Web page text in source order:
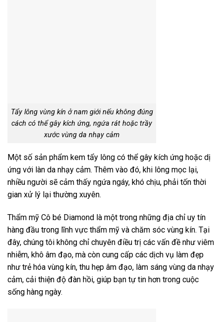
Tẩy lông vùng kín ở nam giới nếu không đúng
cách có thể gây kích ứng, ngứa rát hoặc trầy
xước vùng da nhạy cảm
Một số sản phẩm kem tẩy lông có thể gây kích ứng hoặc dị
ứng với làn da nhạy cảm. Thêm vào đó, khi lông mọc lại,
nhiều người sẽ cảm thấy ngứa ngáy, khó chịu, phải tốn thời
gian xử lý lại thường xuyên.
Thẩm mỹ Cô bé Diamond là một trong những địa chỉ uy tín
hàng đầu trong lĩnh vực thẩm mỹ và chăm sóc vùng kín. Tại
đây, chúng tôi không chỉ chuyên điều trị các vấn đề như viêm
nhiễm, khô âm đạo, mà còn cung cấp các dịch vụ làm đẹp
như trẻ hóa vùng kín, thu hẹp âm đạo, làm sáng vùng da nhạy
cảm, cải thiện độ đàn hồi, giúp bạn tự tin hơn trong cuộc
sống hàng ngày.